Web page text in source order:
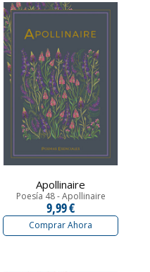
Apollinaire
Poesía 48 - Apollinaire
9,99 €
Comprar Ahora